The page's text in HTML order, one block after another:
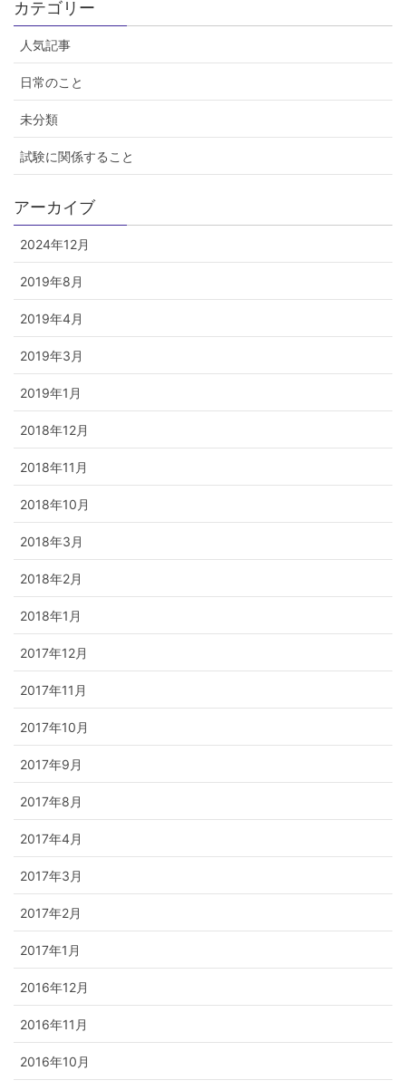
カテゴリー
人気記事
日常のこと
未分類
試験に関係すること
アーカイブ
2024年12月
2019年8月
2019年4月
2019年3月
2019年1月
2018年12月
2018年11月
2018年10月
2018年3月
2018年2月
2018年1月
2017年12月
2017年11月
2017年10月
2017年9月
2017年8月
2017年4月
2017年3月
2017年2月
2017年1月
2016年12月
2016年11月
2016年10月